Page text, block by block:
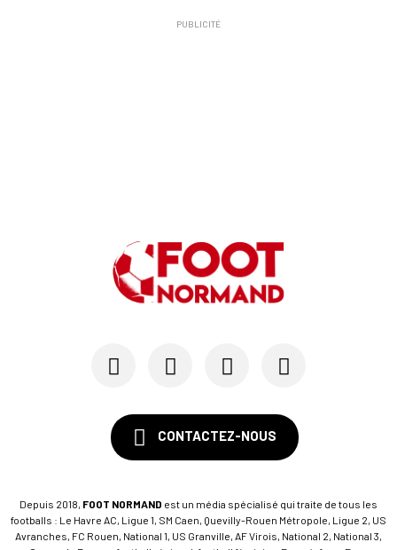
PUBLICITÉ
CONTACTEZ-NOUS
Depuis 2018, FOOT NORMAND est un média spécialisé qui traite de tous les
footballs : Le Havre AC, Ligue 1, SM Caen, Quevilly-Rouen Métropole, Ligue 2, US
Avranches, FC Rouen, National 1, US Granville, AF Virois, National 2, National 3,